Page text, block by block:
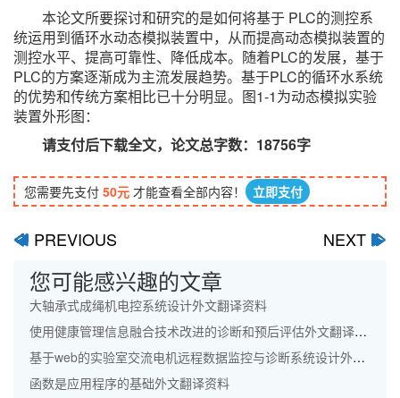
本论文所要探讨和研究的是如何将基于 PLC的测控系
统运用到循环水动态模拟装置中，从而提高动态模拟装置的
测控水平、提高可靠性、降低成本。随着PLC的发展，基于
PLC的方案逐渐成为主流发展趋势。基于PLC的循环水系统
的优势和传统方案相比已十分明显。图1-1为动态模拟实验
装置外形图：
请支付后下载全文，论文总字数：18756字
您需要先支付 50元 才能查看全部内容！ 立即支付
ﰊ PREVIOUS NEXT ﰋ
您可能感兴趣的文章
大轴承式成绳机电控系统设计外文翻译资料
使用健康管理信息融合技术改进的诊断和预后评估外文翻译资料
基于web的实验室交流电机远程数据监控与诊断系统设计外文翻译资料
函数是应用程序的基础外文翻译资料